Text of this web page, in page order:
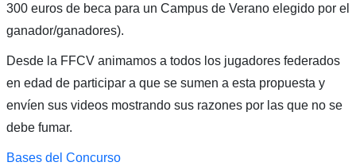
300 euros de beca para un Campus de Verano elegido por el
ganador/ganadores).
Desde la FFCV animamos a todos los jugadores federados
en edad de participar a que se sumen a esta propuesta y
envíen sus videos mostrando sus razones por las que no se
debe fumar.
Bases del Concurso